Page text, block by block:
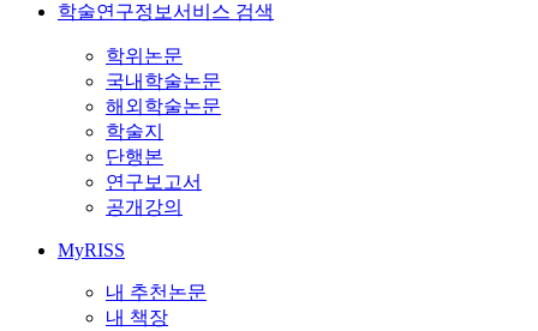
학술연구정보서비스 검색
학위논문
국내학술논문
해외학술논문
학술지
단행본
연구보고서
공개강의
MyRISS
내 추천논문
내 책장